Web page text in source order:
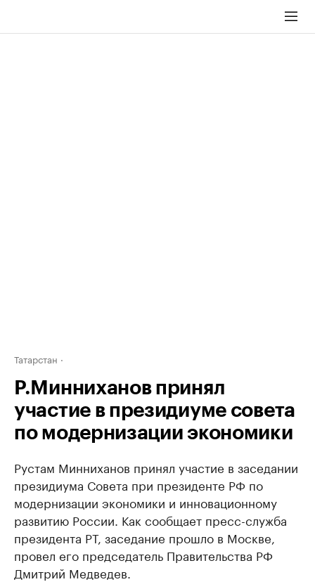
Татарстан
Р.Минниханов принял
участие в президиуме совета
по модернизации экономики
Рустам Минниханов принял участие в заседании
президиума Совета при президенте РФ по
модернизации экономики и инновационному
развитию России. Как сообщает пресс-служба
президента РТ, заседание прошло в Москве,
провел его председатель Правительства РФ
Дмитрий Медведев.